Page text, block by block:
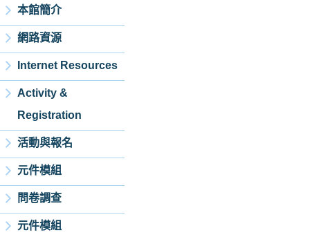
本館簡介
網路資源
Internet Resources
Activity &
Registration
活動與報名
元件模組
問卷調查
元件模組